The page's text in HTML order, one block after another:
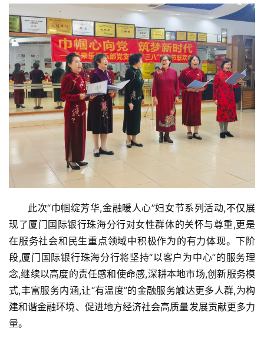
此次“巾帼绽芳华,金融暖人心”妇女节系列活动,不仅展
现了厦门国际银行珠海分行对女性群体的关怀与尊重,更是
在服务社会和民生重点领域中积极作为的有力体现。下阶
段,厦门国际银行珠海分行将坚持“以客户为中心”的服务理
念,继续以高度的责任感和使命感,深耕本地市场,创新服务模
式,丰富服务内涵,让“有温度”的金融服务触达更多人群,为构
建和谐金融环境、促进地方经济社会高质量发展贡献更多力
量。